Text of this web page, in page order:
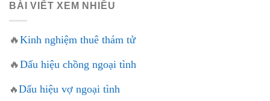
BÀI VIẾT XEM NHIỀU
🔥Kinh nghiệm thuê thám tử
🔥Dấu hiệu chồng ngoại tình
🔥Dấu hiệu vợ ngoại tình